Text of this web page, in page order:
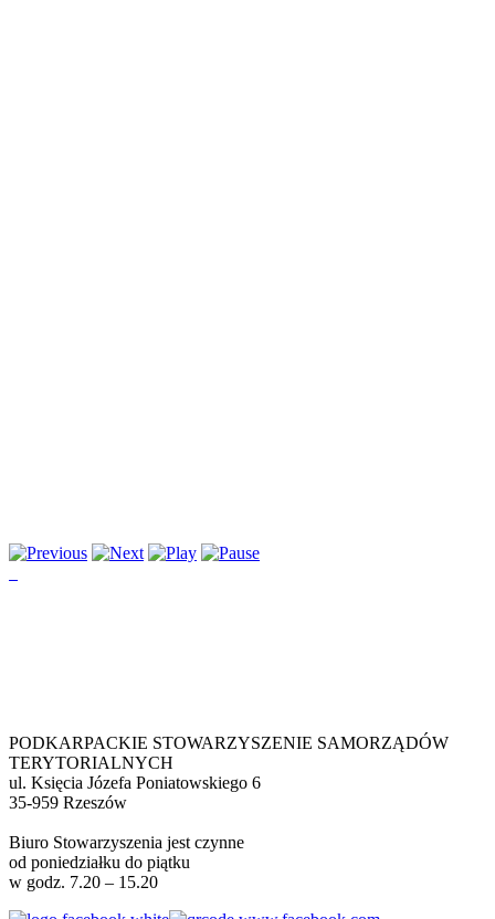
PODKARPACKIE STOWARZYSZENIE SAMORZĄDÓW
TERYTORIALNYCH
ul. Księcia Józefa Poniatowskiego 6
35-959 Rzeszów
Biuro Stowarzyszenia jest czynne
od poniedziałku do piątku
w godz. 7.20 – 15.20